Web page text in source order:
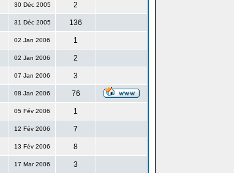
30 Déc 2005 2
31 Déc 2005 136
02 Jan 2006 1
02 Jan 2006 2
07 Jan 2006 3
08 Jan 2006 76
05 Fév 2006 1
12 Fév 2006 7
13 Fév 2006 8
17 Mar 2006 3